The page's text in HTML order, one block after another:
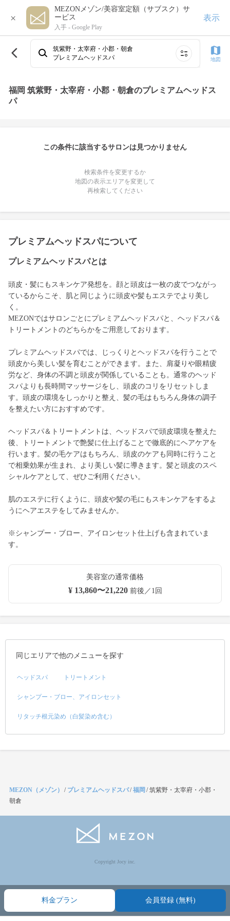
×
MEZONメゾン/美容室定額（サブスク）サ
ービス
入手 - Google Play
表示
筑紫野・太宰府・小郡・朝倉
プレミアムヘッドスパ
地図
福岡 筑紫野・太宰府・小郡・朝倉のプレミアムヘッドス
パ
この条件に該当するサロンは見つかりません
検索条件を変更するか
地図の表示エリアを変更して
再検索してください
プレミアムヘッドスパについて
プレミアムヘッドスパとは
頭皮・髪にもスキンケア発想を。顔と頭皮は一枚の皮でつながっ
ているからこそ、肌と同じように頭皮や髪もエステでより美し
く。
MEZONではサロンごとにプレミアムヘッドスパと、ヘッドスパ＆
トリートメントのどちらかをご用意しております。
プレミアムヘッドスパでは、じっくりとヘッドスパを行うことで
頭皮から美しい髪を育むことができます。また、肩凝りや眼精疲
労など、身体の不調と頭皮が関係していることも。通常のヘッド
スパよりも長時間マッサージをし、頭皮のコリをリセットしま
す。頭皮の環境をしっかりと整え、髪の毛はもちろん身体の調子
を整えたい方におすすめです。
ヘッドスパ＆トリートメントは、ヘッドスパで頭皮環境を整えた
後、トリートメントで艶髪に仕上げることで徹底的にヘアケアを
行います。髪の毛ケアはもちろん、頭皮のケアも同時に行うこと
で相乗効果が生まれ、より美しい髪に導きます。髪と頭皮のスペ
シャルケアとして、ぜひご利用ください。
肌のエステに行くように、頭皮や髪の毛にもスキンケアをするよ
うにヘアエステをしてみませんか。
※シャンプー・ブロー、アイロンセット仕上げも含まれていま
す。
美容室の通常価格
¥ 13,860〜21,220前後／1回
同じエリアで他のメニューを探す
ヘッドスパ トリートメント
シャンプー・ブロー、アイロンセット
リタッチ根元染め（白髪染め含む）
料金プラン 会員登録 (無料)
MEZON（メゾン） / プレミアムヘッドスパ/福岡 /筑紫野・太宰府・小郡・
朝倉
Copyright Jocy inc.